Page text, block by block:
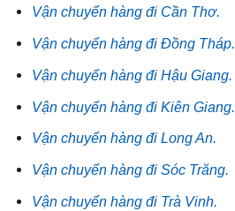
Vận chuyển hàng đi Cần Thơ.
Vận chuyển hàng đi Đồng Tháp.
Vận chuyển hàng đi Hậu Giang.
Vận chuyển hàng đi Kiên Giang.
Vận chuyển hàng đi Long An.
Vận chuyển hàng đi Sóc Trăng.
Vận chuyển hàng đi Trà Vinh.